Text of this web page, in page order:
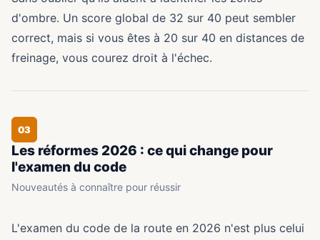
d'ombre. Un score global de 32 sur 40 peut sembler
correct, mais si vous êtes à 20 sur 40 en distances de
freinage, vous courez droit à l'échec.
03
Les réformes 2026 : ce qui change pour
l'examen du code
Nouveautés à connaître pour réussir
L'examen du code de la route en 2026 n'est plus celui